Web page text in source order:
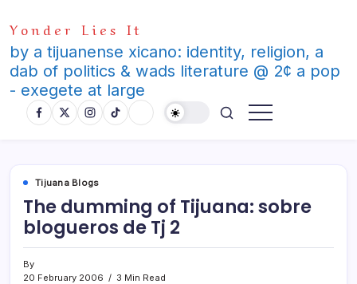
to
content
Yonder Lies It
by a tijuanense xicano: identity, religion, a
dab of politics & wads literature @ 2¢ a pop
- exegete at large
Tijuana Blogs
The dumming of Tijuana: sobre
blogueros de Tj 2
By
20 February 2006
3 Min Read